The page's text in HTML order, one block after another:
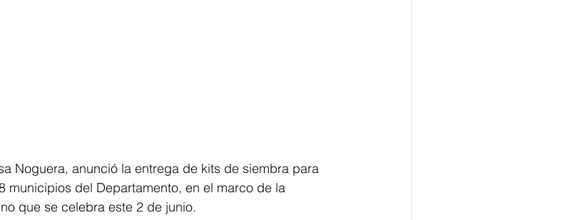
Noguera, anunció la entrega de kits de siembra para
municipios del Departamento, en el marco de la
que se celebra este 2 de junio.